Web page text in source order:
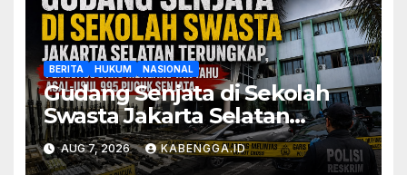
BERITA HUKUM NASIONAL
Gudang Senjata di Sekolah
Swasta Jakarta Selatan
Terungkap, Pengurus Baru
Mengaku Tak Tahu Asal-Usul
AUG 7, 2026 KABENGGA.ID